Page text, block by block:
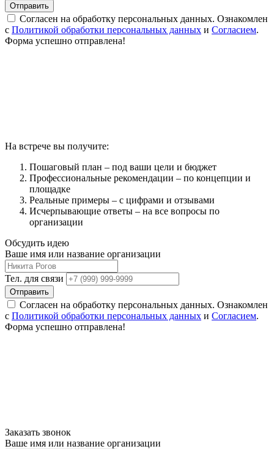
Отправить
Согласен на обработку персональных данных. Ознакомлен
с Политикой обработки персональных данных и Согласием.
Форма успешно отправлена!
На встрече вы получите:
Пошаговый план – под ваши цели и бюджет
Профессиональные рекомендации – по концепции и
площадке
Реальные примеры – с цифрами и отзывами
Исчерпывающие ответы – на все вопросы по
организации
Обсудить идею
Ваше имя или название организации
Тел. для связи
Отправить
Согласен на обработку персональных данных. Ознакомлен
с Политикой обработки персональных данных и Согласием.
Форма успешно отправлена!
Заказать звонок
Ваше имя или название организации